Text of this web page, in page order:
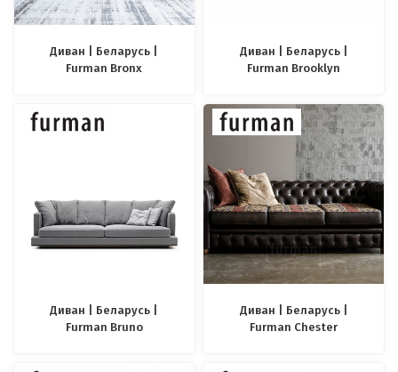
Диван | Беларусь |
Furman Bronx
Диван | Беларусь |
Furman Brooklyn
Диван | Беларусь |
Furman Bruno
Диван | Беларусь |
Furman Chester